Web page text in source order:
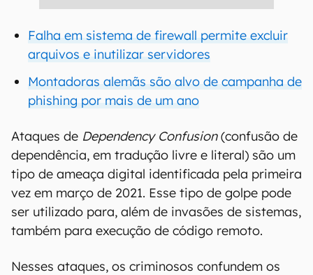
Falha em sistema de firewall permite excluir
arquivos e inutilizar servidores
Montadoras alemãs são alvo de campanha de
phishing por mais de um ano
Ataques de Dependency Confusion(confusão de
dependência, em tradução livre e literal) são um
tipo de ameaça digital identificada pela primeira
vez em março de 2021. Esse tipo de golpe pode
ser utilizado para, além de invasões de sistemas,
também para execução de código remoto.
Nesses ataques, os criminosos confundem os